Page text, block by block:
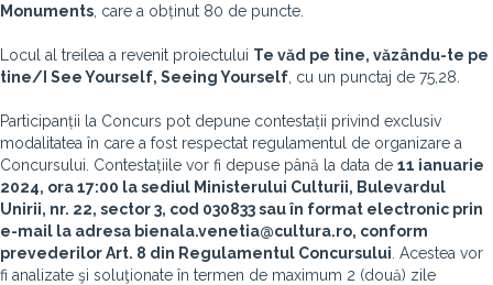
Monuments , care a obținut 80 de puncte.
Locul al treilea a revenit proiectului Te văd pe tine, văzându-te pe
tine/I See Yourself, Seeing Yourself , cu un punctaj de 75,28.
Participanții la Concurs pot depune contestații privind exclusiv
modalitatea în care a fost respectat regulamentul de organizare a
Concursului. Contestațiile vor fi depuse până la data de 11 ianuarie
2024, ora 17:00 la sediul Ministerului Culturii, Bulevardul
Unirii, nr. 22, sector 3, cod 030833 sau în format electronic prin
e-mail la adresa bienala.venetia@cultura.ro, conform
prevederilor Art. 8 din Regulamentul Concursului . Acestea vor
fi analizate şi soluţionate în termen de maximum 2 (două) zile